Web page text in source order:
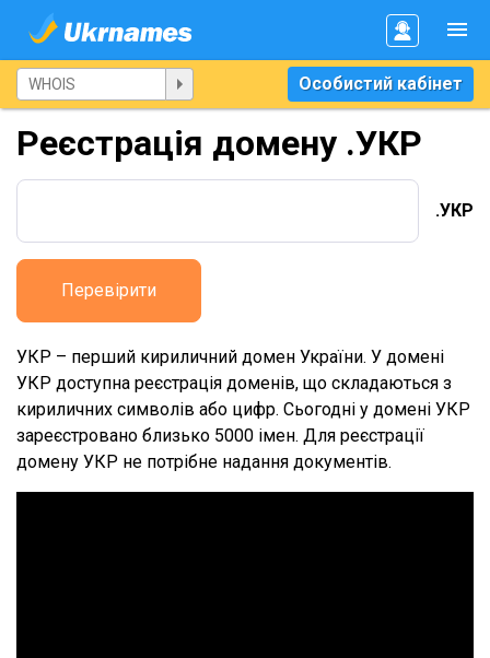
Особистий кабінет
Реєстрація домену .УКР
.УКР
Перевірити
УКР – перший кириличний домен України. У домені
УКР доступна реєстрація доменів, що складаються з
кириличних символів або цифр. Сьогодні у домені УКР
зареєстровано близько 5000 імен. Для реєстрації
домену УКР не потрібне надання документів.